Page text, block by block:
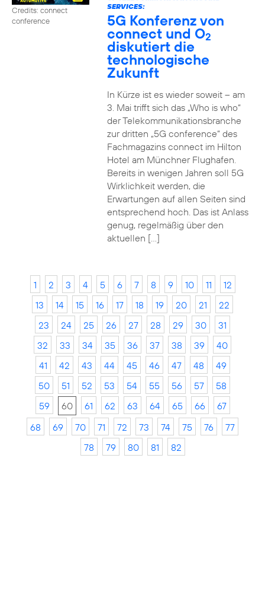
Credits: connect
conference
SERVICES:
5G Konferenz von
connect und O2
diskutiert die
technologische
Zukunft
In Kürze ist es wieder soweit – am
3. Mai trifft sich das „Who is who“
der Telekommunikationsbranche
zur dritten „5G conference“ des
Fachmagazins connect im Hilton
Hotel am Münchner Flughafen.
Bereits in wenigen Jahren soll 5G
Wirklichkeit werden, die
Erwartungen auf allen Seiten sind
entsprechend hoch. Das ist Anlass
genug, regelmäßig über den
aktuellen […]
1 2 3 4 5 6 7 8 9 10 11
12
13
14 15 16 17 18 19 20 21
22
23
24 25 26 27 28 29 30
31
32
33 34 35 36 37 38 39
40
41
42 43 44 45 46 47 48
49
50
51 52 53 54 55 56 57
58
59
60 61 62 63 64 65 66
67
68
69 70 71 72 73 74 75 76
77
78
79 80 81 82